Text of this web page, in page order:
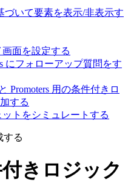
づいて要素を表示/非表示す
面を設定する
にフォローアップ質問をす
Promoters 用の条件付きロ
する
トをシミュレートする
する
きロジック